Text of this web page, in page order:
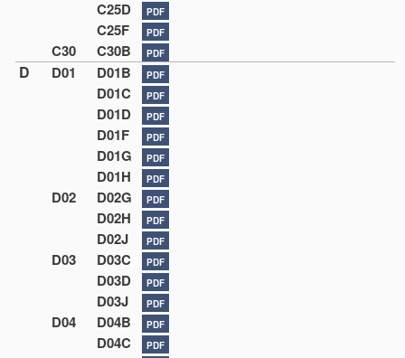
C25D PDF
C25F PDF
C30 C30B PDF
D D01 D01B PDF
D01C PDF
D01D PDF
D01F PDF
D01G PDF
D01H PDF
D02 D02G PDF
D02H PDF
D02J PDF
D03 D03C PDF
D03D PDF
D03J PDF
D04 D04B PDF
D04C PDF